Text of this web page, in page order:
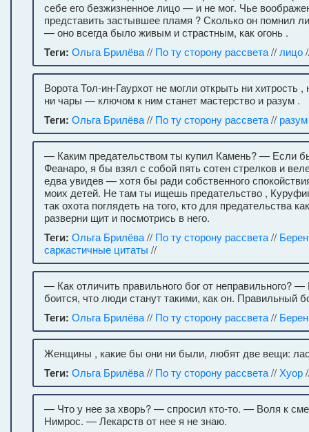
себе его безжизненное лицо — и не мог. Чье
представить застывшее пламя ? Сколько он помнил
— оно всегда было живым и страстным, как огонь .
Теги: Ольга Брилёва// По ту сторону рассвета// лицо
Ворота Тол-ин-Гаурхот не могли открыть ни хитрость ,
ни чары — ключом к ним станет мастерство и разум .
Теги: Ольга Брилёва// По ту сторону рассвета// разум
— Каким предательством ты купил Камень? — Если
Феанаро, я бы взял с собой пять сотен стрелков и
едва увидев — хотя бы ради собственного
моих детей. Не там ты ищешь предательство ,
так охота поглядеть на того, кто для предательства
разверни щит и посмотрись в него.
Теги: Ольга Брилёва// По ту сторону рассвета// Берен
саркастичные цитаты //
— Как отличить правильного бог от неправильного?
боится, что люди станут такими, как он. Правильный
Теги: Ольга Брилёва// По ту сторону рассвета// Берен
Женщины , какие бы они ни были, любят две вещи:
Теги: Ольга Брилёва// По ту сторону рассвета// Хуор
— Что у нее за хворь? — спросил кто-то. — Воля к
Нимрос. — Лекарств от нее я не знаю.